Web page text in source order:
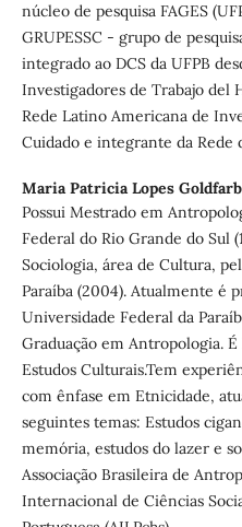
núcleo de pesquisa FAGES
GRUPESSC - grupo de
integrado ao DCS da UFPB
Investigadores de Trabajo del
Rede Latino Americana de
Cuidado e integrante da Rede
Maria Patricia Lopes
Possui Mestrado em
Federal do Rio Grande do Sul
Sociologia, área de Cultura,
Paraíba (2004). Atualmente é
Universidade Federal da
Graduação em Antropologia.
Estudos Culturais.Tem
com ênfase em Etnicidade,
seguintes temas: Estudos
memória, estudos do lazer e
Associação Brasileira de
Internacional de Ciências